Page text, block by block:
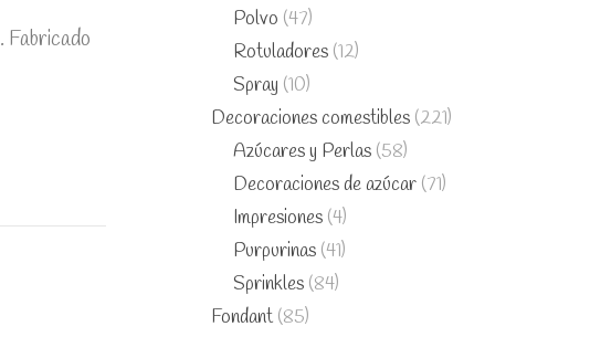
Polvo (47)
Rotuladores (12)
Spray (10)
Decoraciones comestibles (221)
Azúcares y Perlas (58)
Decoraciones de azúcar (71)
Impresiones (4)
Purpurinas (41)
Sprinkles (84)
Fondant (85)